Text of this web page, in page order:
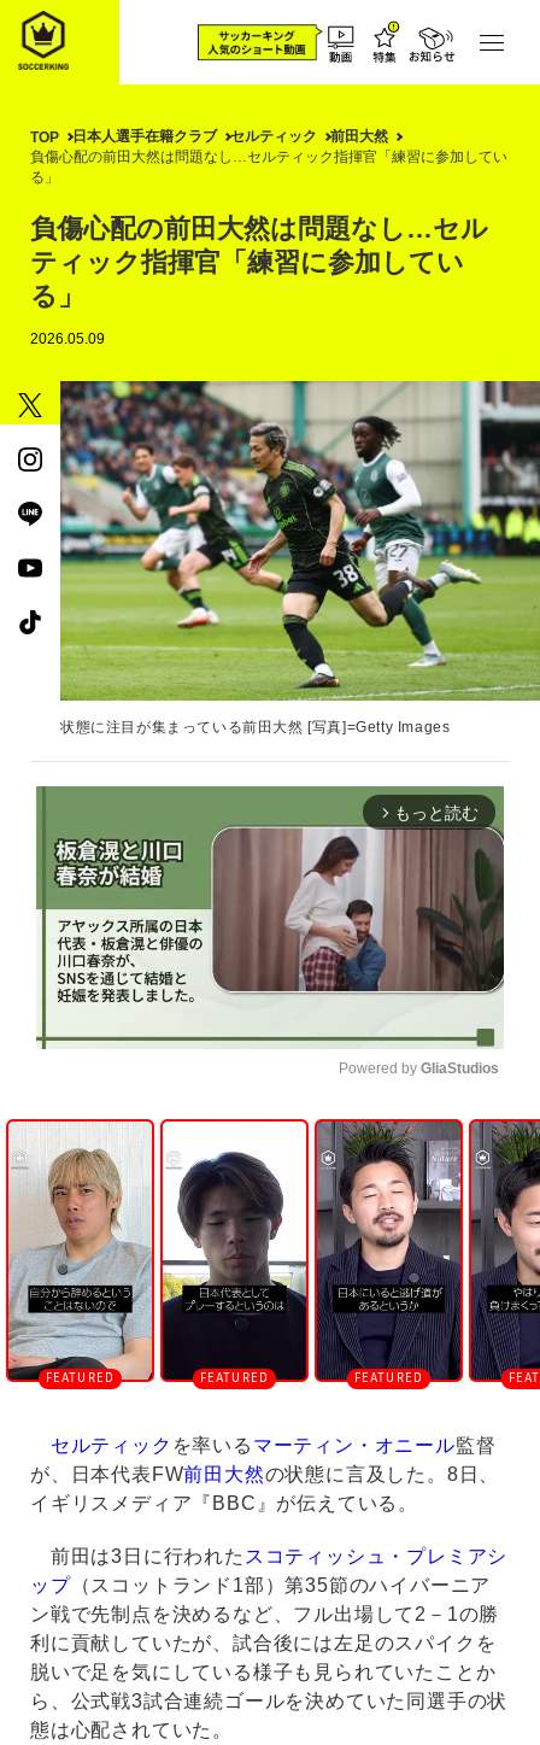
TOP 日本人選手在籍クラブ セルティック
前田大然
負傷心配の前田大然は問題なし…セルティック指揮官「練習に参加してい
る」
負傷心配の前田大然は問題なし…セル
ティック指揮官「練習に参加してい
る」
2026.05.09
状態に注目が集まっている前田大然 [写真]=Getty Images
arrow_forward_ios もっと読む
U
n
m
u
t
e
Powered by GliaStudios
セルティック を率いる マーティン・オニール監督
が、日本代表FW前田大然の状態に言及した。8日、
イギリスメディア『BBC』が伝えている。
前田は3日に行われた スコティッシュ・プレミアシ
ップ（スコットランド1部）第35節のハイバーニア
ン戦で先制点を決めるなど、フル出場して2－1の勝
利に貢献していたが、試合後には左足のスパイクを
脱いで足を気にしている様子も見られていたことか
ら、公式戦3試合連続ゴールを決めていた同選手の状
態は心配されていた。